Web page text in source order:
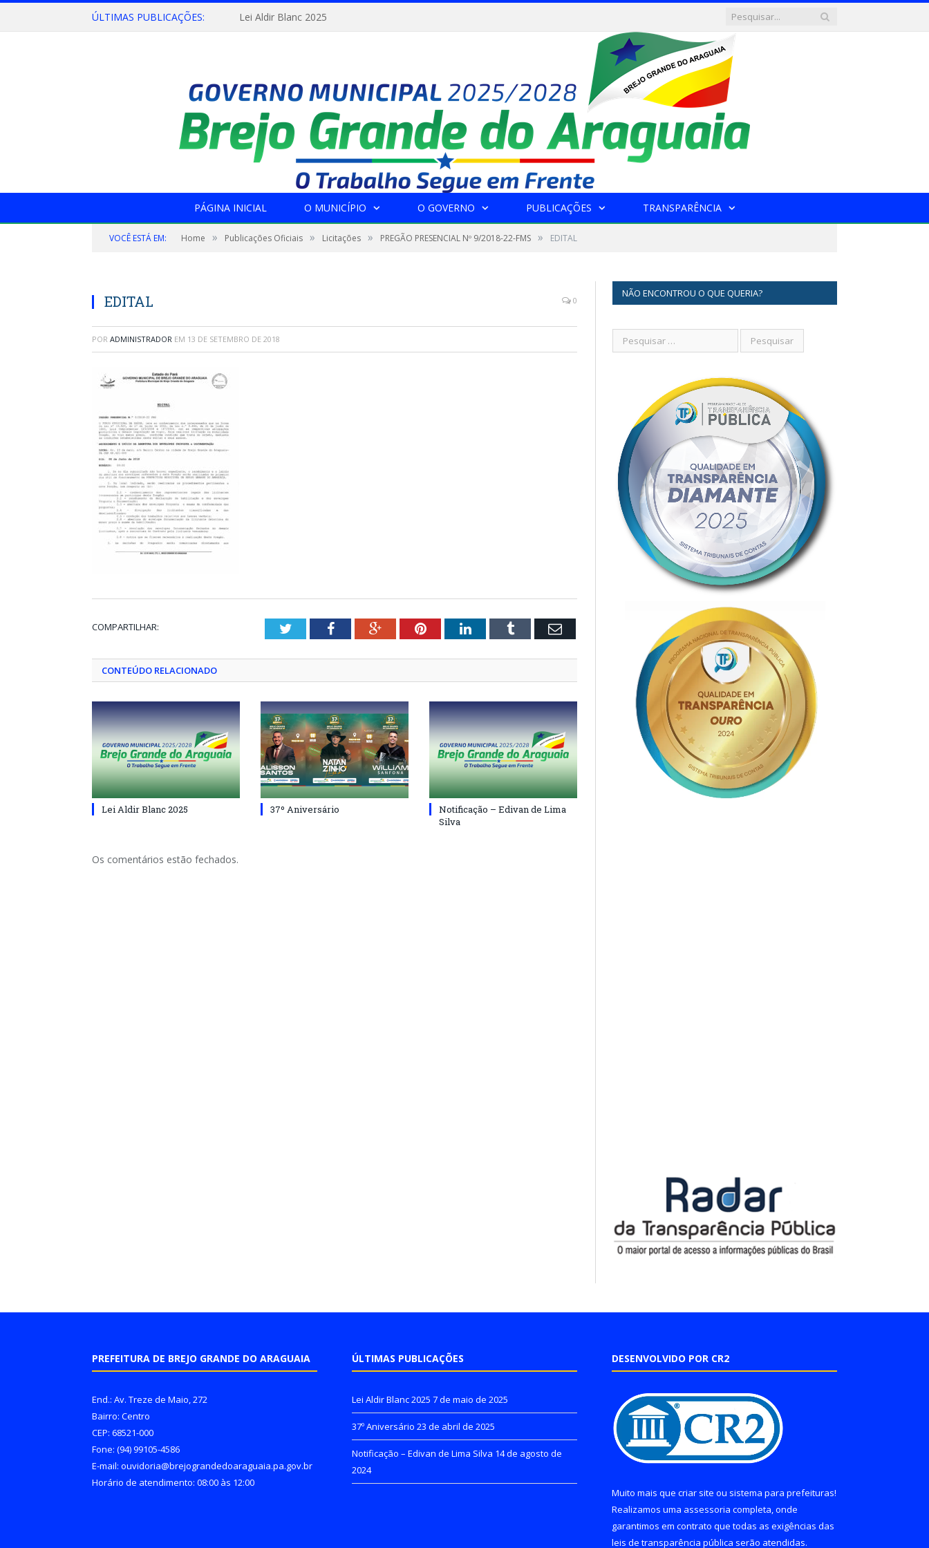
ÚLTIMAS PUBLICAÇÕES: Lei Aldir Blanc 2025
PÁGINA INICIAL O MUNICÍPIO O GOVERNO PUBLICAÇÕES TRANSPARÊNCIA
VOCÊ ESTÁ EM: Home » Publicações Oficiais » Licitações » PREGÃO PRESENCIAL Nº 9/2018-22-FMS » EDITAL
EDITAL 0
POR ADMINISTRADOR EM 13 DE SETEMBRO DE 2018
COMPARTILHAR: TwitterFacebookGoogle+PinterestLinkedInTumblr Email
CONTEÚDO RELACIONADO
Lei Aldir Blanc 2025 37º Aniversário
Notificação – Edivan de Lima
Silva
Os comentários estão fechados.
NÃO ENCONTROU O QUE QUERIA?
PREFEITURA DE BREJO GRANDE DO ARAGUAIA
End.: Av. Treze de Maio, 272
Bairro: Centro
CEP: 68521-000
Fone: (94) 99105-4586
E-mail: ouvidoria@brejograndedoaraguaia.pa.gov.br
Horário de atendimento: 08:00 às 12:00
ÚLTIMAS PUBLICAÇÕES
Lei Aldir Blanc 2025 7 de maio de 2025
37º Aniversário 23 de abril de 2025
Notificação – Edivan de Lima Silva 14 de agosto de
2024
DESENVOLVIDO POR CR2
Muito mais que criar site ou sistema para prefeituras!
Realizamos uma assessoria completa, onde
garantimos em contrato que todas as exigências das
leis de transparência pública serão atendidas.